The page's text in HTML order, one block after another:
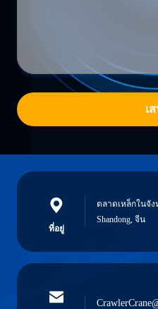
เ
ที่อยู่
ตลาดเหล็กในจัง
Shandong, จีน